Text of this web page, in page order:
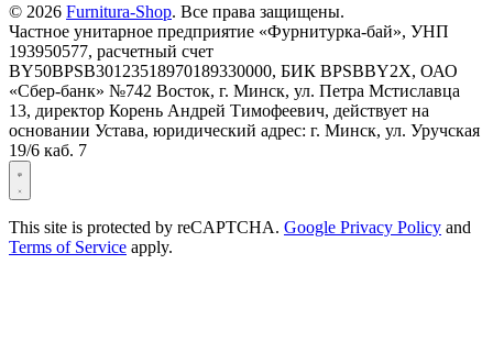
© 2026 Furnitura-Shop. Все права защищены.
Частное унитарное предприятие «Фурнитурка-бай», УНП
193950577, расчетный счет
BY50BPSB30123518970189330000, БИК BPSBBY2X, ОАО
«Сбер-банк» №742 Восток, г. Минск, ул. Петра Мстиславца
13, директор Корень Андрей Тимофеевич, действует на
основании Устава, юридический адрес: г. Минск, ул. Уручская
19/6 каб. 7
This site is protected by reCAPTCHA. Google Privacy Policy and
Terms of Service apply.